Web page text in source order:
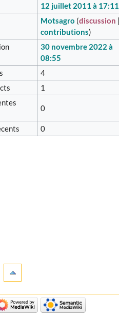
12 juillet 2011 à 17:11
Motsagro (discussion
contributions)
30 novembre 2022 à
08:55
4
1
0
0